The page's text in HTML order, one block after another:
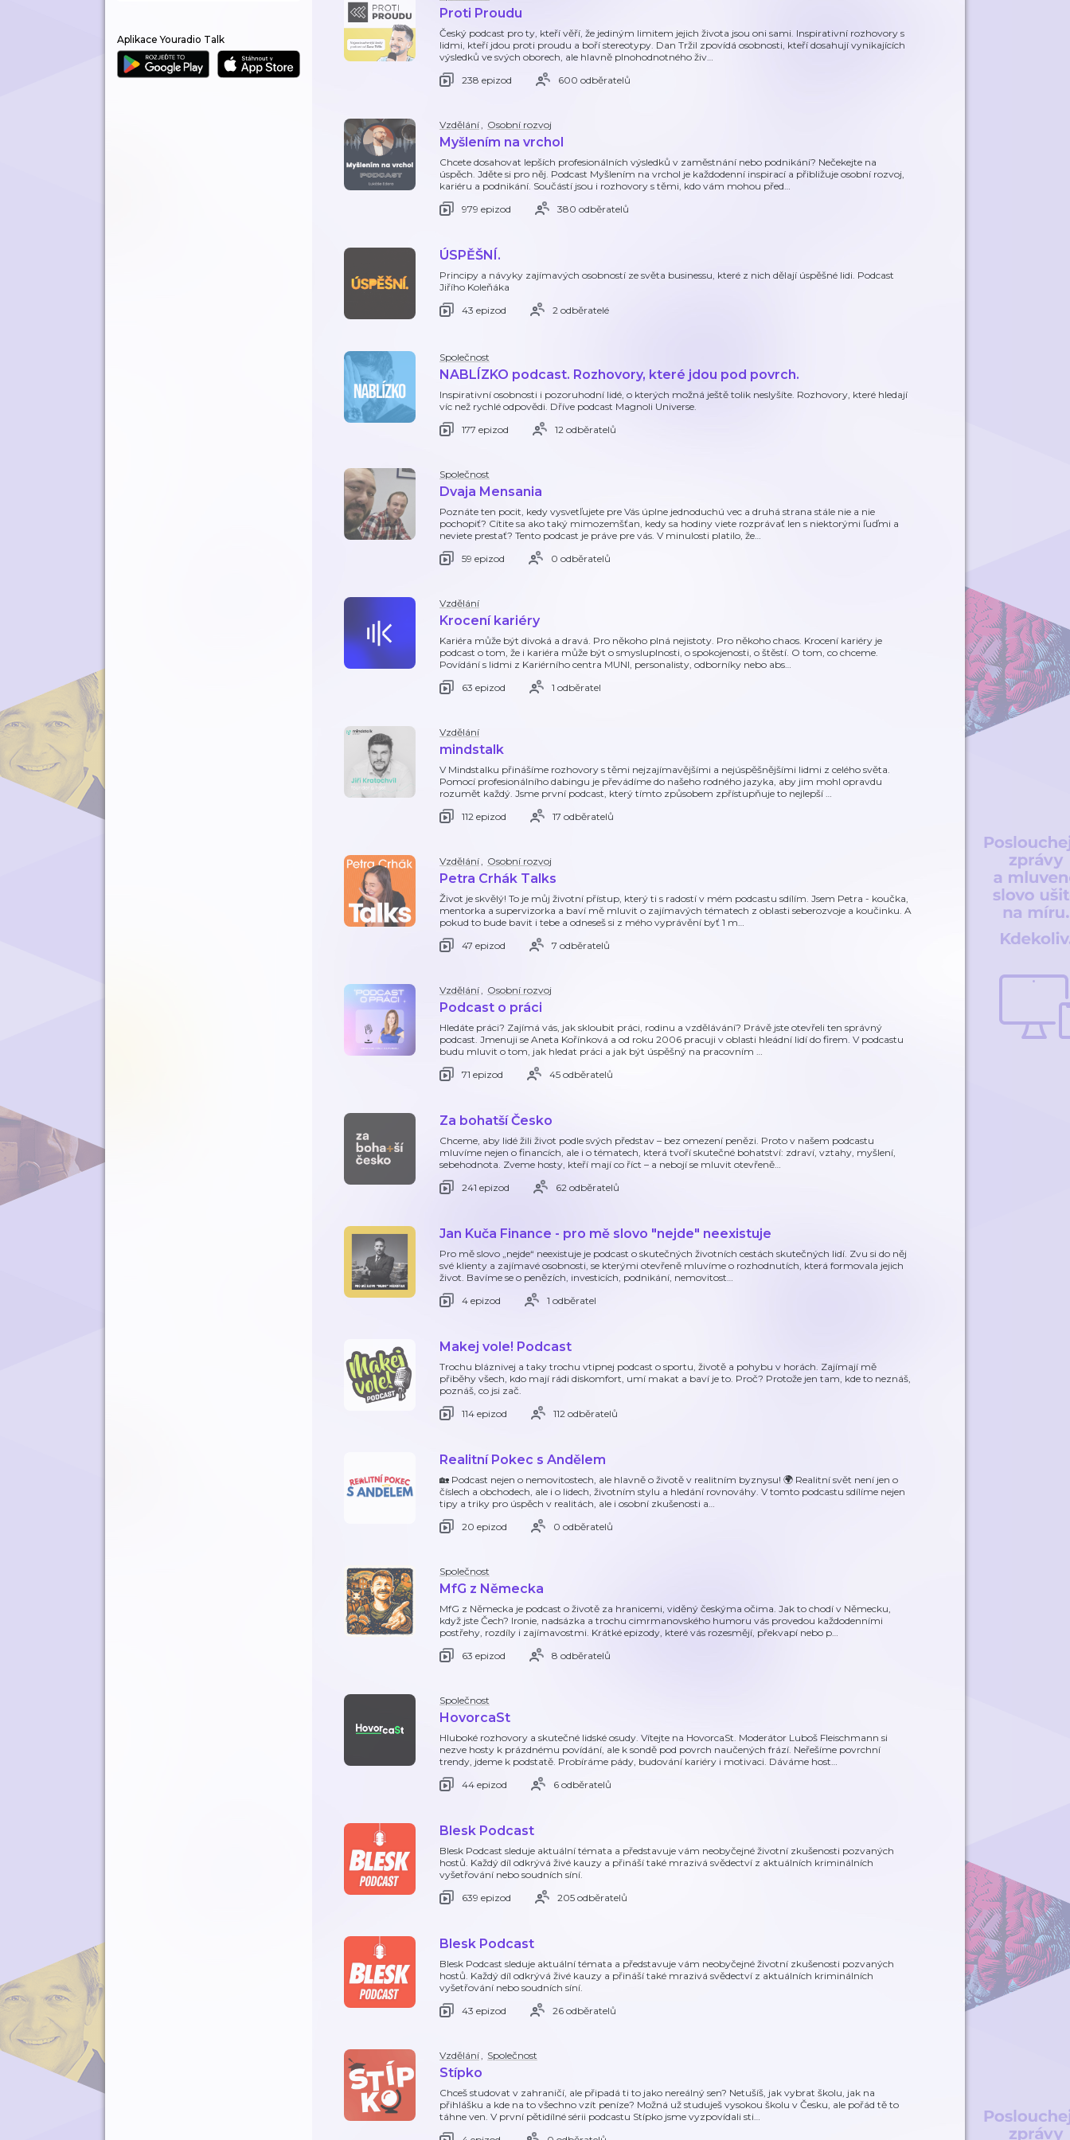
Aplikace Youradio Talk
Proti Proudu
Český podcast pro ty, kteří věří, že jediným limitem jejich života jsou oni sami. Inspirativní rozhovory s
lidmi, kteří jdou proti proudu a boří stereotypy. Dan Tržil zpovídá osobnosti, kteří dosahují vynikajících
výsledků ve svých oborech, ale hlavně plnohodnotného živ…
238 epizod
600 odběratelů
Vzdělání, Osobní rozvoj
Myšlením na vrchol
Chcete dosahovat lepších profesionálních výsledků v zaměstnání nebo podnikání? Nečekejte na
úspěch. Jděte si pro něj. Podcast Myšlením na vrchol je každodenní inspirací a přibližuje osobní rozvoj,
kariéru a podnikání. Součástí jsou i rozhovory s těmi, kdo vám mohou před…
979 epizod
380 odběratelů
ÚSPĚŠNÍ.
Principy a návyky zajímavých osobností ze světa businessu, které z nich dělají úspěšné lidi. Podcast
Jiřího Koleňáka
43 epizod
2 odběratelé
Společnost
NABLÍZKO podcast. Rozhovory, které jdou pod povrch.
Inspirativní osobnosti i pozoruhodní lidé, o kterých možná ještě tolik neslyšíte. Rozhovory, které hledají
víc než rychlé odpovědi. Dříve podcast Magnoli Universe.
177 epizod
12 odběratelů
Společnost
Dvaja Mensania
Poznáte ten pocit, kedy vysvetľujete pre Vás úplne jednoduchú vec a druhá strana stále nie a nie
pochopiť? Cítite sa ako taký mimozemšťan, kedy sa hodiny viete rozprávať len s niektorými ľuďmi a
neviete prestať? Tento podcast je práve pre vás. V minulosti platilo, že…
59 epizod
0 odběratelů
Vzdělání
Krocení kariéry
Kariéra může být divoká a dravá. Pro někoho plná nejistoty. Pro někoho chaos. Krocení kariéry je
podcast o tom, že i kariéra může být o smysluplnosti, o spokojenosti, o štěstí. O tom, co chceme.
Povídání s lidmi z Kariérního centra MUNI, personalisty, odborníky nebo abs…
63 epizod
1 odběratel
Vzdělání
mindstalk
V Mindstalku přinášíme rozhovory s těmi nejzajímavějšími a nejúspěšnějšími lidmi z celého světa.
Pomocí profesionálního dabingu je převádíme do našeho rodného jazyka, aby jim mohl opravdu
rozumět každý. Jsme první podcast, který tímto způsobem zpřístupňuje to nejlepší …
112 epizod
17 odběratelů
Vzdělání, Osobní rozvoj
Petra Crhák Talks
Život je skvělý! To je můj životní přístup, který ti s radostí v mém podcastu sdílím. Jsem Petra - koučka,
mentorka a supervizorka a baví mě mluvit o zajímavých tématech z oblasti seberozvoje a koučinku. A
pokud to bude bavit i tebe a odneseš si z mého vyprávění byť 1 m…
47 epizod
7 odběratelů
Vzdělání, Osobní rozvoj
Podcast o práci
Hledáte práci? Zajímá vás, jak skloubit práci, rodinu a vzdělávání? Právě jste otevřeli ten správný
podcast. Jmenuji se Aneta Kořínková a od roku 2006 pracuji v oblasti hleádní lidí do firem. V podcastu
budu mluvit o tom, jak hledat práci a jak být úspěšný na pracovním …
71 epizod
45 odběratelů
Za bohatší Česko
Chceme, aby lidé žili život podle svých představ – bez omezení penězi. Proto v našem podcastu
mluvíme nejen o financích, ale i o tématech, která tvoří skutečné bohatství: zdraví, vztahy, myšlení,
sebehodnota. Zveme hosty, kteří mají co říct – a nebojí se mluvit otevřeně…
241 epizod
62 odběratelů
Jan Kuča Finance - pro mě slovo "nejde" neexistuje
Pro mě slovo „nejde“ neexistuje je podcast o skutečných životních cestách skutečných lidí. Zvu si do něj
své klienty a zajímavé osobnosti, se kterými otevřeně mluvíme o rozhodnutích, která formovala jejich
život. Bavíme se o penězích, investicích, podnikání, nemovitost…
4 epizod
1 odběratel
Makej vole! Podcast
Trochu bláznivej a taky trochu vtipnej podcast o sportu, životě a pohybu v horách. Zajímají mě
přiběhy všech, kdo mají rádi diskomfort, umí makat a baví je to. Proč? Protože jen tam, kde to neznáš,
poznáš, co jsi zač.
114 epizod
112 odběratelů
Realitní Pokec s Andělem
🏡 Podcast nejen o nemovitostech, ale hlavně o životě v realitním byznysu! 🌍 Realitní svět není jen o
číslech a obchodech, ale i o lidech, životním stylu a hledání rovnováhy. V tomto podcastu sdílíme nejen
tipy a triky pro úspěch v realitách, ale i osobní zkušenosti a…
20 epizod
0 odběratelů
Společnost
MfG z Německa
MfG z Německa je podcast o životě za hranicemi, viděný českýma očima. Jak to chodí v Německu,
když jste Čech? Ironie, nadsázka a trochu cimrmanovského humoru vás provedou každodenními
postřehy, rozdíly i zajímavostmi. Krátké epizody, které vás rozesmějí, překvapí nebo p…
63 epizod
8 odběratelů
Společnost
HovorcaSt
Hluboké rozhovory a skutečné lidské osudy. Vítejte na HovorcaSt. Moderátor Luboš Fleischmann si
nezve hosty k prázdnému povídání, ale k sondě pod povrch naučených frází. Neřešíme povrchní
trendy, jdeme k podstatě. Probíráme pády, budování kariéry i motivaci. Dáváme host…
44 epizod
6 odběratelů
Blesk Podcast
Blesk Podcast sleduje aktuální témata a představuje vám neobyčejné životní zkušenosti pozvaných
hostů. Každý díl odkrývá živé kauzy a přináší také mrazivá svědectví z aktuálních kriminálních
vyšetřování nebo soudních síní.
639 epizod
205 odběratelů
Blesk Podcast
Blesk Podcast sleduje aktuální témata a představuje vám neobyčejné životní zkušenosti pozvaných
hostů. Každý díl odkrývá živé kauzy a přináší také mrazivá svědectví z aktuálních kriminálních
vyšetřování nebo soudních síní.
43 epizod
26 odběratelů
Vzdělání, Společnost
Stípko
Chceš studovat v zahraničí, ale připadá ti to jako nereálný sen? Netušíš, jak vybrat školu, jak na
přihlášku a kde na to všechno vzít peníze? Možná už studuješ vysokou školu v Česku, ale pořád tě to
táhne ven. V první pětidílné sérii podcastu Stípko jsme vyzpovídali sti…